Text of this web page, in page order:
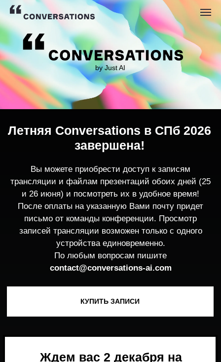
by Just AI
трансляции и файлам презентаций обоих дней (25
После оплаты на указанную Вами почту придет
записей трансляции возможен только с одного
устройства единовременно.
По любым вопросам пишите
contact@conversations-ai.co m
Летняя Conversations в СПб 2026
завершена!
Ждем вас 2 декабря на
Conversations 2026 в Москве
ПОДПИСАТЬСЯ НА НОВОСТИ